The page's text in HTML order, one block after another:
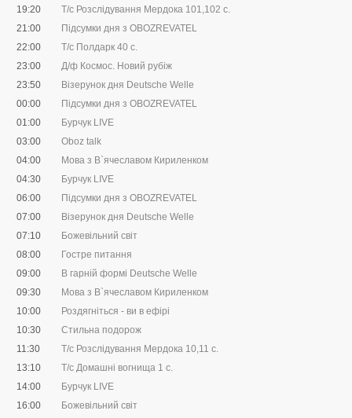
19:20
Т/с Розслідування Мердока 101,102 с.
21:00
Підсумки дня з OBOZREVATEL
22:00
Т/с Полдарк 40 с.
23:00
Д/ф Космос. Новий рубіж
23:50
Візерунок дня Deutsche Welle
00:00
Підсумки дня з OBOZREVATEL
01:00
Бурчук LIVE
03:00
Oboz talk
04:00
Мова з В`ячеславом Кириленком
04:30
Бурчук LIVE
06:00
Підсумки дня з OBOZREVATEL
07:00
Візерунок дня Deutsche Welle
07:10
Божевільний світ
08:00
Гостре питання
09:00
В гарній формі Deutsche Welle
09:30
Мова з В`ячеславом Кириленком
10:00
Роздягніться - ви в ефірі
10:30
Стильна подорож
11:30
Т/с Розслідування Мердока 10,11 с.
13:10
Т/с Домашні вогнища 1 с.
14:00
Бурчук LIVE
16:00
Божевільний світ